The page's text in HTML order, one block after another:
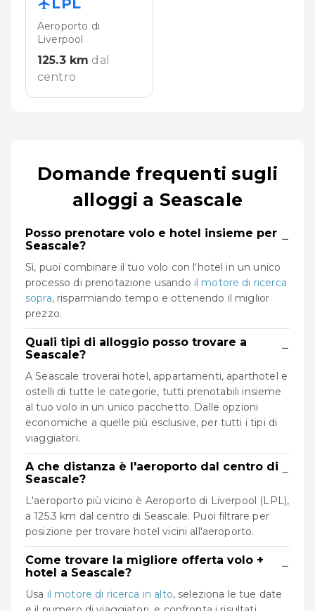
Aeroporto di
Liverpool
125.3km dal
centro
Domande frequenti sugli
alloggi a Seascale
Posso prenotare volo e hotel insieme per
Seascale?
−
Sì, puoi combinare il tuo volo con l'hotel in un unico
processo di prenotazione usando il motore di ricerca
sopra, risparmiando tempo e ottenendo il miglior
prezzo.
Quali tipi di alloggio posso trovare a
Seascale?
−
A Seascale troverai hotel, appartamenti, aparthotel e
ostelli di tutte le categorie, tutti prenotabili insieme
al tuo volo in un unico pacchetto. Dalle opzioni
economiche a quelle più esclusive, per tutti i tipi di
viaggiatori.
A che distanza è l'aeroporto dal centro di
Seascale?
−
L'aeroporto più vicino è Aeroporto di Liverpool (LPL),
a 125.3 km dal centro di Seascale. Puoi filtrare per
posizione per trovare hotel vicini all'aeroporto.
Come trovare la migliore offerta volo +
hotel a Seascale?
−
Usa il motore di ricerca in alto, seleziona le tue date